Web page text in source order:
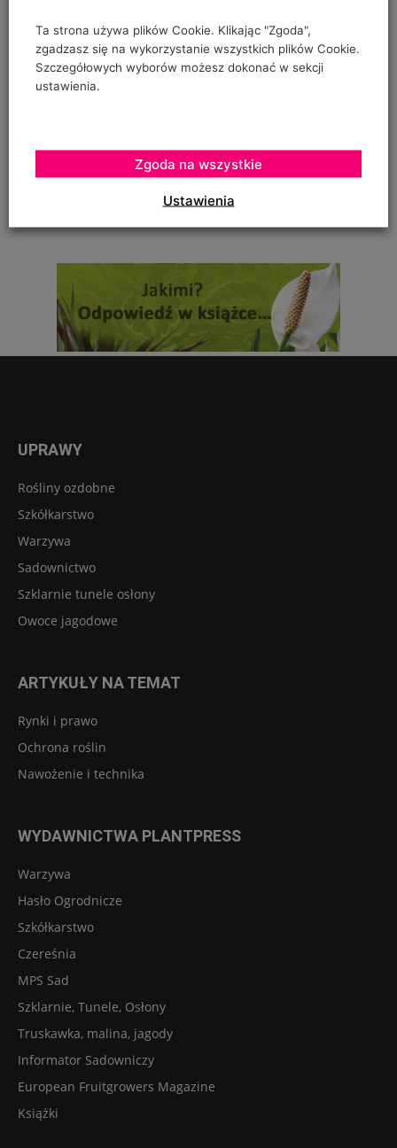
"prowadzenia" pomidorów w szklarence oraz
Urszula Hahajska
To zależy czy podczas uprawy robaczki które ją zjadały,
zostały otrute, czy skrzętnie zebrane i
UPRAWY
Rośliny ozdobne
Szkółkarstwo
Warzywa
Sadownictwo
Szklarnie tunele osłony
Owoce jagodowe
ARTYKUŁY NA TEMAT
Rynki i prawo
Ochrona roślin
Nawożenie i technika
WYDAWNICTWA PLANTPRESS
Warzywa
Hasło Ogrodnicze
Szkółkarstwo
Czereśnia
MPS Sad
Szklarnie, Tunele, Osłony
Truskawka, malina, jagody
Informator Sadowniczy
European Fruitgrowers Magazine
Książki
Ta strona używa plików Cookie. Klikając "Zgoda",
zgadzasz się na wykorzystanie wszystkich plików Cookie.
Szczegółowych wyborów możesz dokonać w sekcji
ustawienia.
Ustawienia
Zgoda na wszystkie